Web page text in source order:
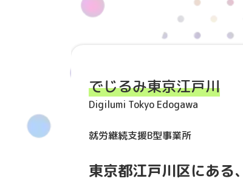
でじるみ東京江戸川
Digilumi Tokyo Edogawa
就労継続支援B型事業所
東京都江戸川区にある